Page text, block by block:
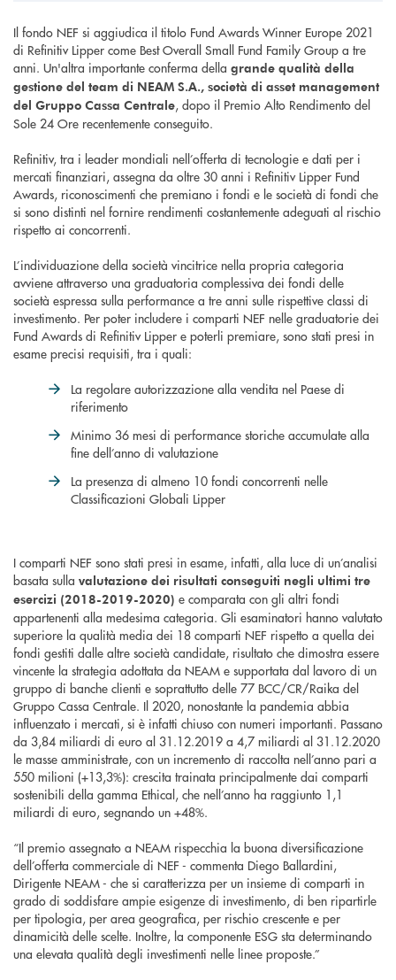
Il fondo NEF si aggiudica il titolo Fund Awards Winner Europe 2021
di Refinitiv Lipper come Best Overall Small Fund Family Group a tre
anni. Un'altra importante conferma della grande qualità della
gestione del team di NEAM S.A., società di asset management
del Gruppo Cassa Centrale, dopo il Premio Alto Rendimento del
Sole 24 Ore recentemente conseguito.
Refinitiv, tra i leader mondiali nell’offerta di tecnologie e dati per i
mercati finanziari, assegna da oltre 30 anni i Refinitiv Lipper Fund
Awards, riconoscimenti che premiano i fondi e le società di fondi che
si sono distinti nel fornire rendimenti costantemente adeguati al rischio
rispetto ai concorrenti.
L’individuazione della società vincitrice nella propria categoria
avviene attraverso una graduatoria complessiva dei fondi delle
società espressa sulla performance a tre anni sulle rispettive classi di
investimento. Per poter includere i comparti NEF nelle graduatorie dei
Fund Awards di Refinitiv Lipper e poterli premiare, sono stati presi in
esame precisi requisiti, tra i quali:
La regolare autorizzazione alla vendita nel Paese di
riferimento
Minimo 36 mesi di performance storiche accumulate alla
fine dell’anno di valutazione
La presenza di almeno 10 fondi concorrenti nelle
Classificazioni Globali Lipper
I comparti NEF sono stati presi in esame, infatti, alla luce di un’analisi
basata sulla valutazione dei risultati conseguiti negli ultimi tre
esercizi (2018-2019-2020) e comparata con gli altri fondi
appartenenti alla medesima categoria. Gli esaminatori hanno valutato
superiore la qualità media dei 18 comparti NEF rispetto a quella dei
fondi gestiti dalle altre società candidate, risultato che dimostra essere
vincente la strategia adottata da NEAM e supportata dal lavoro di un
gruppo di banche clienti e soprattutto delle 77 BCC/CR/Raika del
Gruppo Cassa Centrale. Il 2020, nonostante la pandemia abbia
influenzato i mercati, si è infatti chiuso con numeri importanti. Passano
da 3,84 miliardi di euro al 31.12.2019 a 4,7 miliardi al 31.12.2020
le masse amministrate, con un incremento di raccolta nell’anno pari a
550 milioni (+13,3%): crescita trainata principalmente dai comparti
sostenibili della gamma Ethical, che nell’anno ha raggiunto 1,1
miliardi di euro, segnando un +48%.
“Il premio assegnato a NEAM rispecchia la buona diversificazione
dell’offerta commerciale di NEF - commenta Diego Ballardini,
Dirigente NEAM - che si caratterizza per un insieme di comparti in
grado di soddisfare ampie esigenze di investimento, di ben ripartirle
per tipologia, per area geografica, per rischio crescente e per
dinamicità delle scelte. Inoltre, la componente ESG sta determinando
una elevata qualità degli investimenti nelle linee proposte.”